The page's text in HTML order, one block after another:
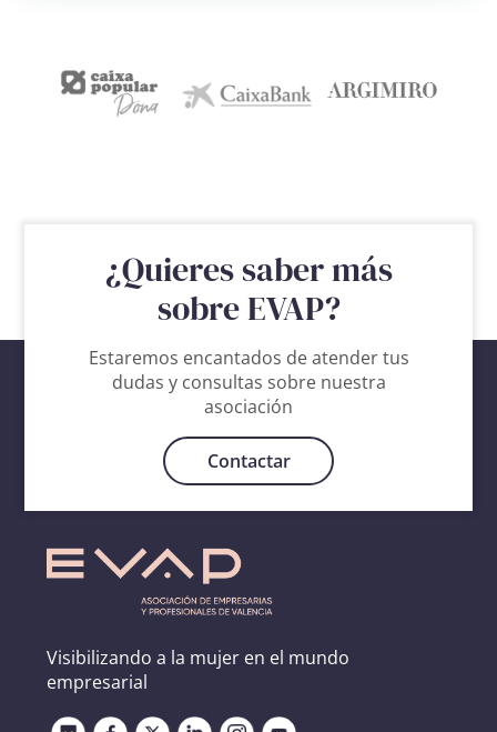
¿Quieres saber más
sobre EVAP?
Estaremos encantados de atender tus
dudas y consultas sobre nuestra
asociación
Contactar
Visibilizando a la mujer en el mundo
empresarial